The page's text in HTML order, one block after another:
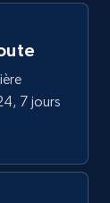
7 jours